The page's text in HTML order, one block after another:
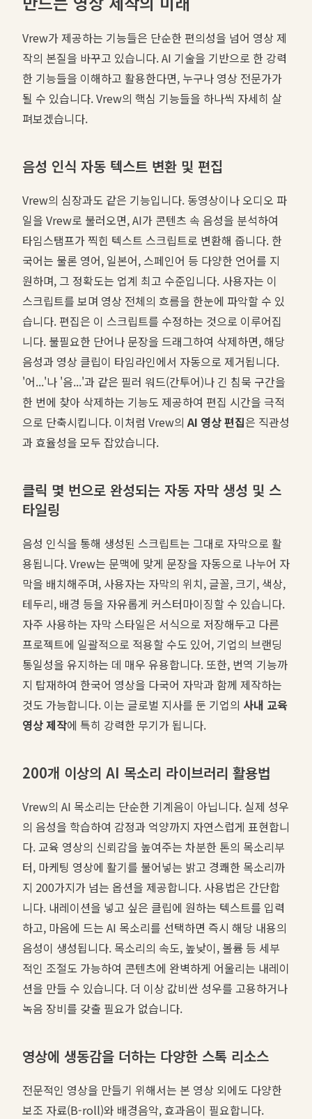
Vrew가 제공하는 기능들은 단순한 편의성을 넘어 영상 제
작의 본질을 바꾸고 있습니다. AI 기술을 기반으로 한 강력
한 기능들을 이해하고 활용한다면, 누구나 영상 전문가가
될 수 있습니다. Vrew의 핵심 기능들을 하나씩 자세히 살
펴보겠습니다.
음성 인식 자동 텍스트 변환 및 편집
Vrew의 심장과도 같은 기능입니다. 동영상이나 오디오 파
일을 Vrew로 불러오면, AI가 콘텐츠 속 음성을 분석하여
타임스탬프가 찍힌 텍스트 스크립트로 변환해 줍니다. 한
국어는 물론 영어, 일본어, 스페인어 등 다양한 언어를 지
원하며, 그 정확도는 업계 최고 수준입니다. 사용자는 이
스크립트를 보며 영상 전체의 흐름을 한눈에 파악할 수 있
습니다. 편집은 이 스크립트를 수정하는 것으로 이루어집
니다. 불필요한 단어나 문장을 드래그하여 삭제하면, 해당
음성과 영상 클립이 타임라인에서 자동으로 제거됩니다.
'어...'나 '음...'과 같은 필러 워드(간투어)나 긴 침묵 구간을
한 번에 찾아 삭제하는 기능도 제공하여 편집 시간을 극적
으로 단축시킵니다. 이처럼 Vrew의 AI 영상 편집은 직관성
과 효율성을 모두 잡았습니다.
클릭 몇 번으로 완성되는 자동 자막 생성 및 스
타일링
음성 인식을 통해 생성된 스크립트는 그대로 자막으로 활
용됩니다. Vrew는 문맥에 맞게 문장을 자동으로 나누어 자
막을 배치해주며, 사용자는 자막의 위치, 글꼴, 크기, 색상,
테두리, 배경 등을 자유롭게 커스터마이징할 수 있습니다.
자주 사용하는 자막 스타일은 서식으로 저장해두고 다른
프로젝트에 일괄적으로 적용할 수도 있어, 기업의 브랜딩
통일성을 유지하는 데 매우 유용합니다. 또한, 번역 기능까
지 탑재하여 한국어 영상을 다국어 자막과 함께 제작하는
것도 가능합니다. 이는 글로벌 지사를 둔 기업의 사내 교육
영상 제작에 특히 강력한 무기가 됩니다.
200개 이상의 AI 목소리 라이브러리 활용법
Vrew의 AI 목소리는 단순한 기계음이 아닙니다. 실제 성우
의 음성을 학습하여 감정과 억양까지 자연스럽게 표현합니
다. 교육 영상의 신뢰감을 높여주는 차분한 톤의 목소리부
터, 마케팅 영상에 활기를 불어넣는 밝고 경쾌한 목소리까
지 200가지가 넘는 옵션을 제공합니다. 사용법은 간단합
니다. 내레이션을 넣고 싶은 클립에 원하는 텍스트를 입력
하고, 마음에 드는 AI 목소리를 선택하면 즉시 해당 내용의
음성이 생성됩니다. 목소리의 속도, 높낮이, 볼륨 등 세부
적인 조절도 가능하여 콘텐츠에 완벽하게 어울리는 내레이
션을 만들 수 있습니다. 더 이상 값비싼 성우를 고용하거나
녹음 장비를 갖출 필요가 없습니다.
영상에 생동감을 더하는 다양한 스톡 리소스
전문적인 영상을 만들기 위해서는 본 영상 외에도 다양한
보조 자료(B-roll)와 배경음악, 효과음이 필요합니다.